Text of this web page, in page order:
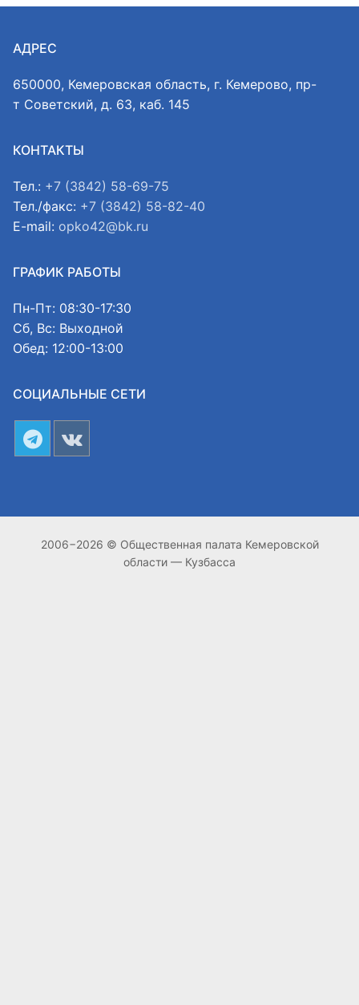
АДРЕС
650000, Кемеровская область, г. Кемерово, пр-
т Советский, д. 63, каб. 145
КОНТАКТЫ
Тел.: +7 (3842) 58-69-75
Тел./факс: +7 (3842) 58-82-40
E-mail: opko42@bk.ru
ГРАФИК РАБОТЫ
Пн-Пт: 08:30-17:30
Сб, Вс: Выходной
Обед: 12:00-13:00
СОЦИАЛЬНЫЕ СЕТИ
2006−2026 © Общественная палата Кемеровской
области — Кузбасса